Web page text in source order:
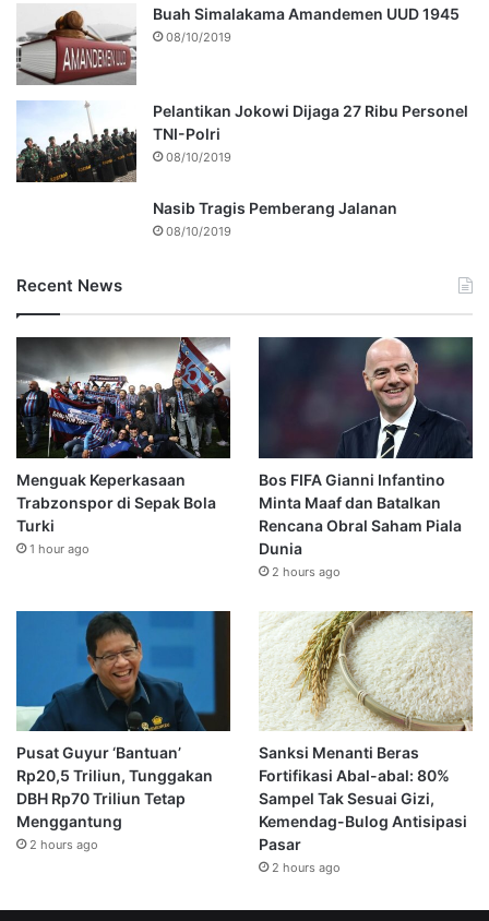
Buah Simalakama Amandemen UUD 1945
08/10/2019
Pelantikan Jokowi Dijaga 27 Ribu Personel
TNI-Polri
08/10/2019
Nasib Tragis Pemberang Jalanan
08/10/2019
Recent News
Menguak Keperkasaan
Trabzonspor di Sepak Bola
Turki
1 hour ago
Bos FIFA Gianni Infantino
Minta Maaf dan Batalkan
Rencana Obral Saham Piala
Dunia
2 hours ago
Pusat Guyur ‘Bantuan’
Rp20,5 Triliun, Tunggakan
DBH Rp70 Triliun Tetap
Menggantung
2 hours ago
Sanksi Menanti Beras
Fortifikasi Abal-abal: 80%
Sampel Tak Sesuai Gizi,
Kemendag-Bulog Antisipasi
Pasar
2 hours ago